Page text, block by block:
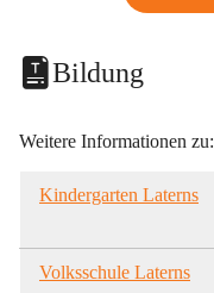
Bildung
Weitere Informationen zu:
Kindergarten Laterns
Volksschule Laterns